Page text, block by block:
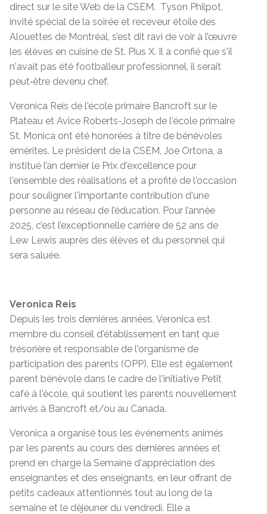
direct sur le site Web de la CSEM. Tyson Philpot,
invité spécial de la soirée et receveur étoile des
Alouettes de Montréal, s’est dit ravi de voir à l’œuvre
les élèves en cuisine de St. Pius X. Il a confié que s'il
n'avait pas été footballeur professionnel, il serait
peut‑être devenu chef.
Veronica Reis de l'école primaire Bancroft sur le
Plateau et Avice Roberts-Joseph de l'école primaire
St. Monica ont été honorées à titre de bénévoles
émérites. Le président de la CSEM, Joe Ortona, a
institué l’an dernier le Prix d'excellence pour
l'ensemble des réalisations et a profité de l'occasion
pour souligner l'importante contribution d'une
personne au réseau de l’éducation. Pour l’année
2025, c’est l’exceptionnelle carrière de 52 ans de
Lew Lewis auprès des élèves et du personnel qui
sera saluée.
Veronica Reis
Depuis les trois dernières années, Veronica est
membre du conseil d'établissement en tant que
trésorière et responsable de l'organisme de
participation des parents (OPP). Elle est également
parent bénévole dans le cadre de l'initiative Petit
café à l'école, qui soutient les parents nouvellement
arrivés à Bancroft et/ou au Canada.
Veronica a organisé tous les événements animés
par les parents au cours des dernières années et
prend en charge la Semaine d'appréciation des
enseignantes et des enseignants, en leur offrant de
petits cadeaux attentionnés tout au long de la
semaine et le déjeuner du vendredi. Elle a